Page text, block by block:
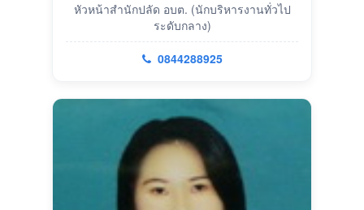
หัวหน้าสำนักปลัด อบต. (นักบริหารงานทั่วไป
ระดับกลาง)
0844288925